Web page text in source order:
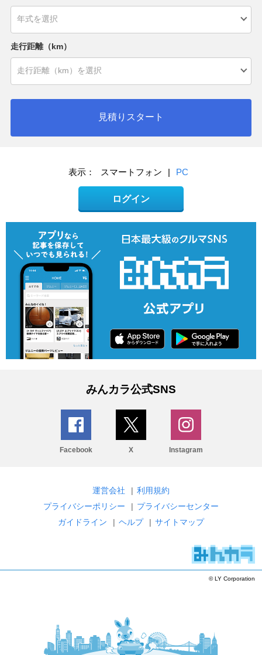
走行距離（km）
見積りスタート
表示： スマートフォン | PC
ログイン
みんカラ公式SNS
Facebook X Instagram
運営会社 | 利用規約
プライバシーポリシー
| プライバシーセンター
ガイドライン
| ヘルプ | サイトマップ
© LY Corporation